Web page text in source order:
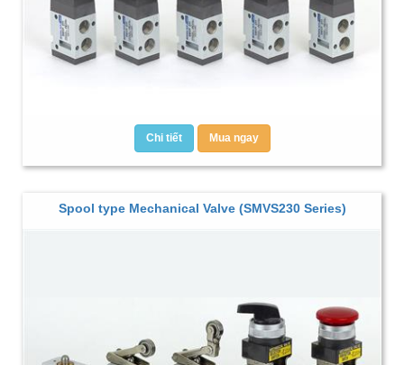
Chi tiết Mua ngay
Spool type Mechanical Valve (SMVS230 Series)